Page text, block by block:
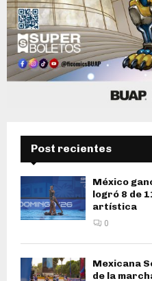
Post recientes
México
logró 8 de
artística
0
Mexicana
de la